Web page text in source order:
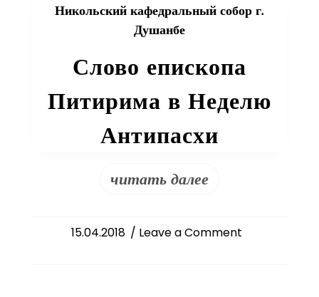
Никольский кафедральный собор г.
Душанбе
Слово епископа
Питирима в Неделю
Антипасхи
читать далее
15.04.2018 / Leave a Comment